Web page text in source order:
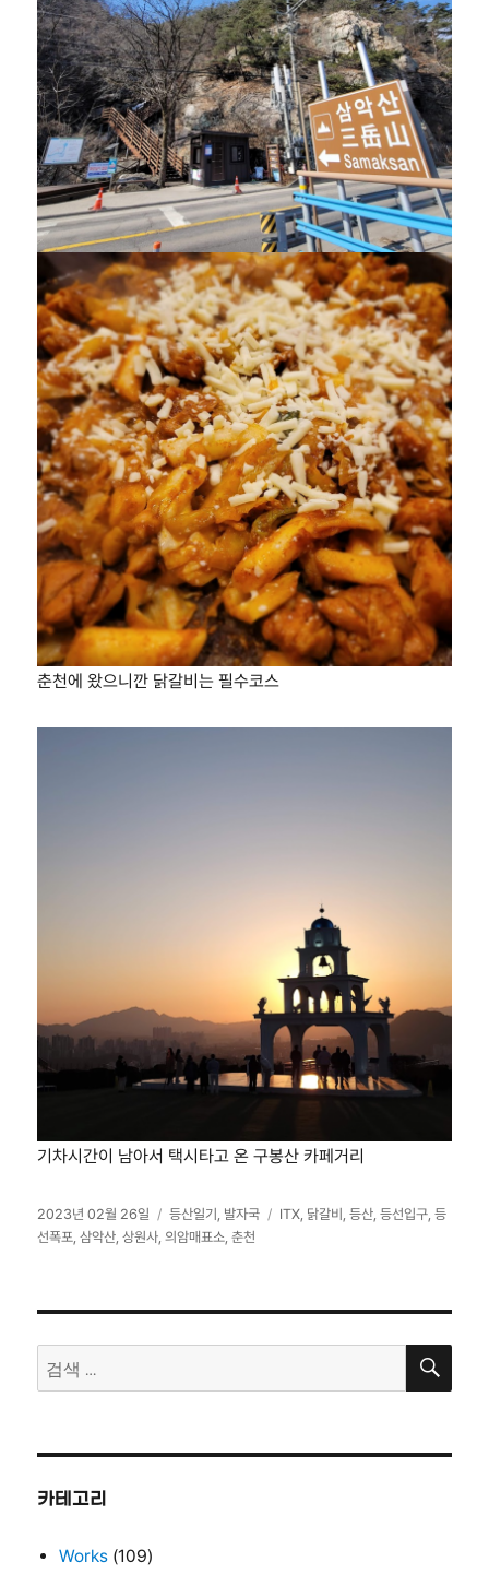
춘천에 왔으니깐 닭갈비는 필수코스
기차시간이 남아서 택시타고 온 구봉산 카페거리
작
성
2023년 02월 26일
카
테
등산일기 발자국
태
ITX 닭갈비 ,등산 ,등선입구 ,등
선폭포 ,삼악산 ,상원사 ,의암매표소 ,춘천
색:
검
카테고리
Works (109)